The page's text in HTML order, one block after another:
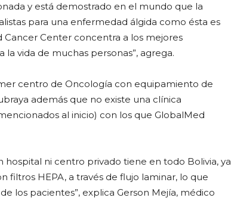
y está demostrado en el mundo que la
para una enfermedad álgida como ésta es
Center concentra a los mejores
vida de muchas personas”, agrega.
centro de Oncología con equipamiento de
además que no existe una clínica
al inicio) con los que GlobalMed
ni centro privado tiene en todo Bolivia, ya
HEPA, a través de flujo laminar, lo que
los pacientes”, explica Gerson Mejía, médico